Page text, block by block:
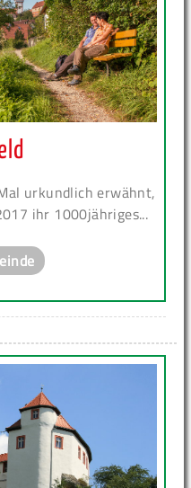
urkundlich erwähnt,
ihr 1000jähriges...